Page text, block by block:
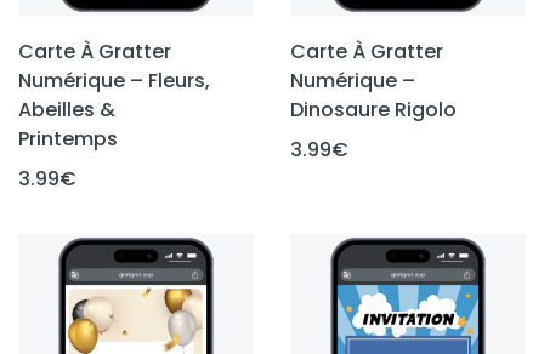
Carte À Gratter
Numérique – Fleurs,
Abeilles &
Printemps
3.99€
Carte À Gratter
Numérique –
Dinosaure Rigolo
3.99€